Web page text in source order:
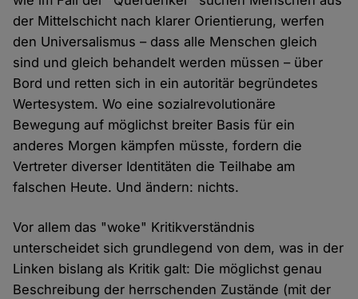
der Mittelschicht nach klarer Orientierung, werfen
den Universalismus – dass alle Menschen gleich
sind und gleich behandelt werden müssen – über
Bord und retten sich in ein autoritär begründetes
Wertesystem. Wo eine sozialrevolutionäre
Bewegung auf möglichst breiter Basis für ein
anderes Morgen kämpfen müsste, fordern die
Vertreter diverser Identitäten die Teilhabe am
falschen Heute. Und ändern: nichts.
Vor allem das "woke" Kritikverständnis
unterscheidet sich grundlegend von dem, was in der
Linken bislang als Kritik galt: Die möglichst genau
Beschreibung der herrschenden Zustände (mit der